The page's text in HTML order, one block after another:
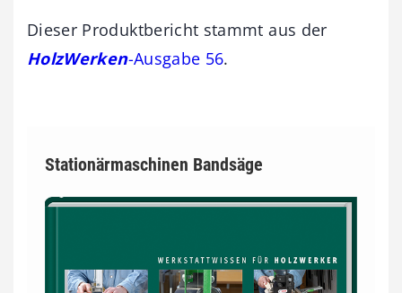
Dieser Produktbericht stammt aus der
HolzWerken-Ausgabe 56.
Stationärmaschinen Bandsäge